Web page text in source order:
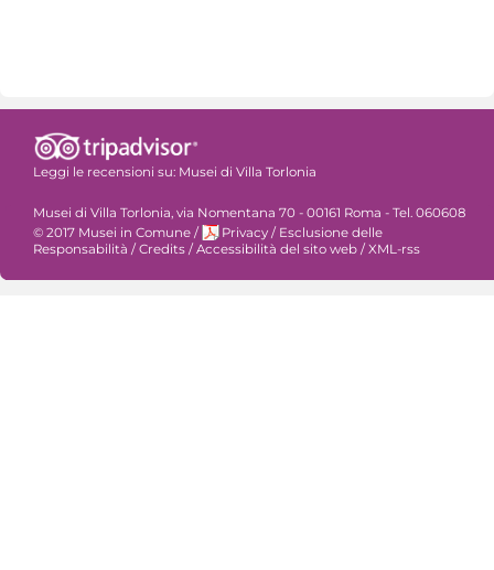
Leggi le recensioni su: Musei di Villa Torlonia
Musei di Villa Torlonia, via Nomentana 70 - 00161 Roma - Tel. 060608
© 2017 Musei in Comune / Privacy / Esclusione delle
Responsabilità /Credits /Accessibilità del sito web /XML-rss